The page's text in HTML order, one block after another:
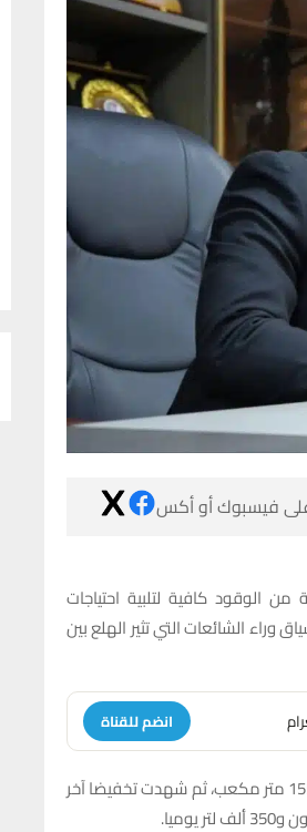
على فيسبوك أو أكس
كافية لتلبية احتياجات
وراء الشائعات التي تثير الهلع بين
انضم للقناة
وبيّن ان حصة المحافظة قد خفضت مسبقا من 1700 متر مكعب إلى 1550 متر مكعب، ثم شهدت تخفيضا آخر